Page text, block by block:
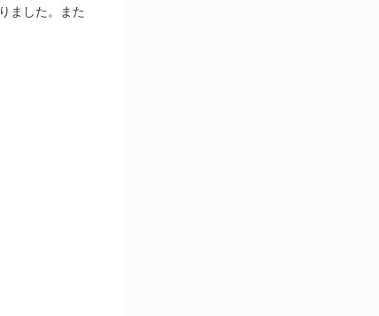
ました。また